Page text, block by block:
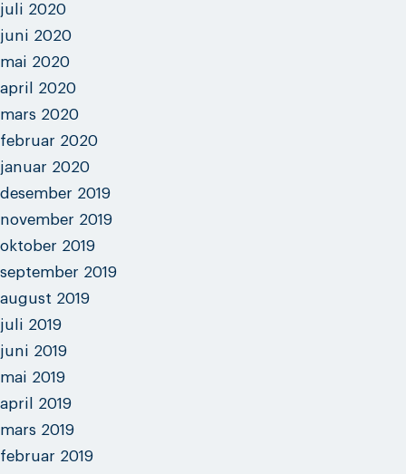
juli 2020
juni 2020
mai 2020
april 2020
mars 2020
februar 2020
januar 2020
desember 2019
november 2019
oktober 2019
september 2019
august 2019
juli 2019
juni 2019
mai 2019
april 2019
mars 2019
februar 2019